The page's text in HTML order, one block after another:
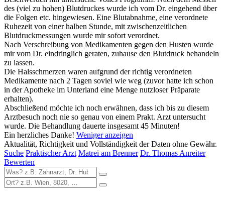
des (viel zu hohen) Blutdruckes wurde ich vom Dr. eingehend über
die Folgen etc. hingewiesen. Eine Blutabnahme, eine verordnete
Ruhezeit von einer halben Stunde, mit zwischenzeitlichen
Blutdruckmessungen wurde mir sofort verordnet.
Nach Verschreibung von Medikamenten gegen den Husten wurde
mir vom Dr. eindringlich geraten, zuhause den Blutdruck behandeln
zu lassen.
Die Halsschmerzen waren aufgrund der richtig verordneten
Medikamente nach 2 Tagen soviel wie weg (zuvor hatte ich schon
in der Apotheke im Unterland eine Menge nutzloser Präparate
erhalten).
Abschließend möchte ich noch erwähnen, dass ich bis zu diesem
Arztbesuch noch nie so genau von einem Prakt. Arzt untersucht
wurde. Die Behandlung dauerte insgesamt 45 Minuten!
Ein herzliches Danke! Weniger anzeigen
Aktualität, Richtigkeit und Vollständigkeit der Daten ohne Gewähr.
Suche Praktischer Arzt Matrei am Brenner Dr. Thomas Anreiter
Bewerten